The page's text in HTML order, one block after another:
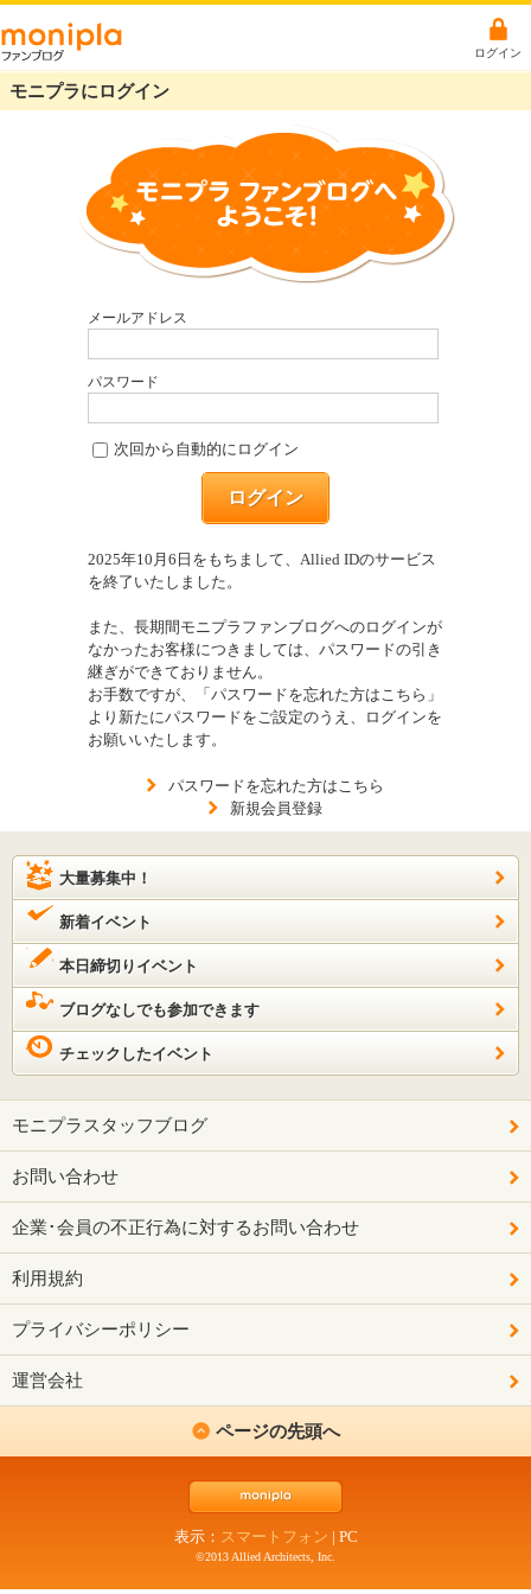
ログイン
モニプラにログイン
メールアドレス
パスワード
次回から自動的にログイン
ログイン
2025年10月6日をもちまして、Allied IDのサービス
を終了いたしました。
また、長期間モニプラファンブログへのログインが
なかったお客様につきましては、パスワードの引き
継ぎができておりません。
お手数ですが、「パスワードを忘れた方はこちら」
より新たにパスワードをご設定のうえ、ログインを
お願いいたします。
パスワードを忘れた方はこちら
新規会員登録
大量募集中！
新着イベント
本日締切りイベント
ブログなしでも参加できます
チェックしたイベント
モニプラスタッフブログ
お問い合わせ
企業･会員の不正行為に対するお問い合わせ
利用規約
プライバシーポリシー
運営会社
ページの先頭へ
表示： スマートフォン | PC
©2013 Allied Architects, Inc.